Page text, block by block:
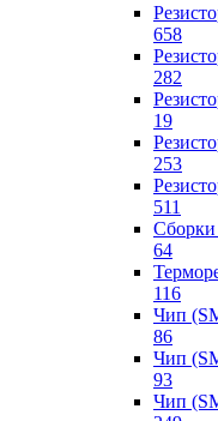
658
282
19
253
511
Сборки
64
116
Чип
86
Чип
93
Чип